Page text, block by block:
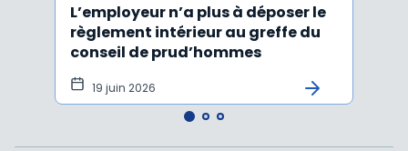
L’employeur n’a plus à déposer le
règlement intérieur au greffe du
conseil de prud’hommes
19 juin 2026